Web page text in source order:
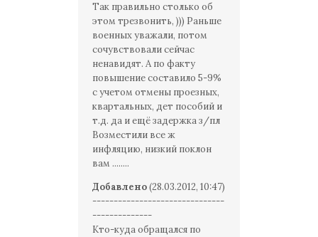
Так правильно столько об
этом трезвонить, ))) Раньше
военных уважали, потом
сочувствовали сейчас
ненавидят. А по факту
повышение составило 5-9%
с учетом отмены проезных,
квартальных, дет пособий и
т.д. да и ещё задержка з/пл
Возместили все ж
инфляцию, низкий поклон
вам ........
Добавлено(28.03.2012, 10:47)
-------------------------------
--------------
Кто-куда обращался по